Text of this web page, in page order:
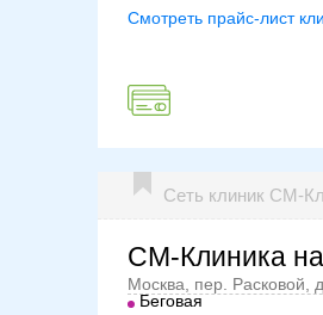
Смотреть прайс-лист
Сеть клиник СМ-
СМ-Клиника
Москва, пер. Расковой,
Беговая